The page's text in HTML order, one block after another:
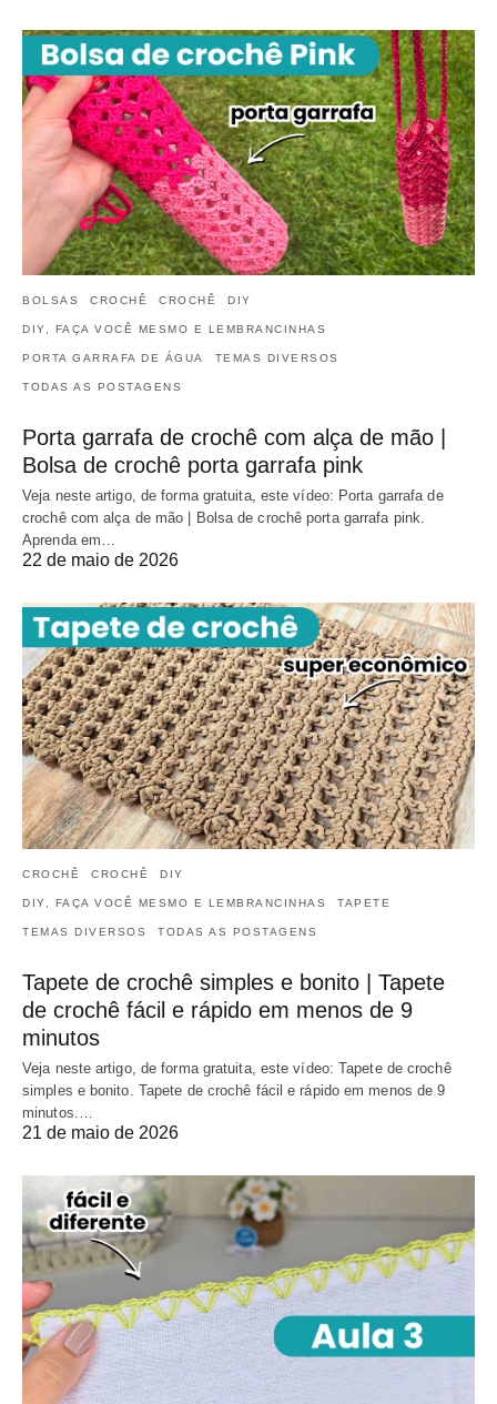
BOLSAS CROCHÊ CROCHÊ DIY
DIY, FAÇA VOCÊ MESMO E LEMBRANCINHAS
PORTA GARRAFA DE ÁGUA TEMAS DIVERSOS
TODAS AS POSTAGENS
Porta garrafa de crochê com alça de mão |
Bolsa de crochê porta garrafa pink
Veja neste artigo, de forma gratuita, este vídeo: Porta garrafa de
crochê com alça de mão | Bolsa de crochê porta garrafa pink.
Aprenda em…
22 de maio de 2026
CROCHÊ CROCHÊ DIY
DIY, FAÇA VOCÊ MESMO E LEMBRANCINHAS TAPETE
TEMAS DIVERSOS TODAS AS POSTAGENS
Tapete de crochê simples e bonito | Tapete
de crochê fácil e rápido em menos de 9
minutos
Veja neste artigo, de forma gratuita, este vídeo: Tapete de crochê
simples e bonito. Tapete de crochê fácil e rápido em menos de 9
minutos.…
21 de maio de 2026